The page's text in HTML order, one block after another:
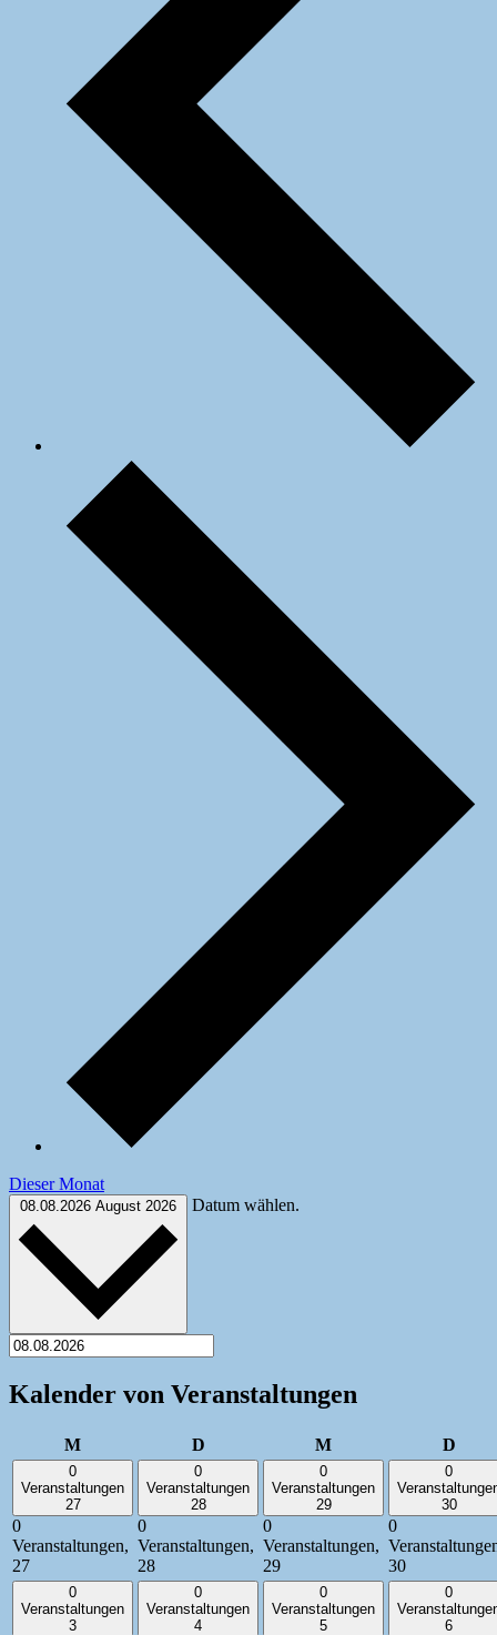
Dieser Monat
08.08.2026 August 2026 Datum wählen.
Kalender von Veranstaltungen
MMontag DDienstag MMittwoch D
0
Veranstaltungen
27
0
Veranstaltungen,
27
0
Veranstaltungen
28
0
Veranstaltungen,
28
0
Veranstaltungen
29
0
Veranstaltungen,
29
0
30
0
30
0
Veranstaltungen
3
0
Veranstaltungen
4
0
Veranstaltungen
5
0
6